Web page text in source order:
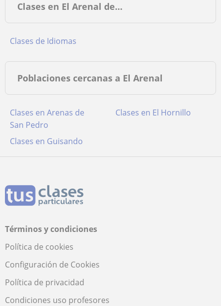
Clases en El Arenal de…
Clases de Idiomas
Poblaciones cercanas a El Arenal
Clases en Arenas de
San Pedro
Clases en El Hornillo
Clases en Guisando
Términos y condiciones
Política de cookies
Configuración de Cookies
Política de privacidad
Condiciones uso profesores